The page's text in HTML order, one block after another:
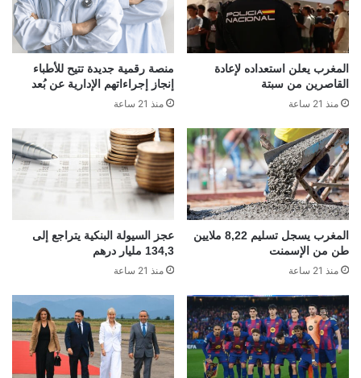
المغرب يعلن استعداده لإعادة
القاصرين من سبتة
منذ 21 ساعة
منصة رقمية جديدة تتيح للأطباء
إنجاز إجراءاتهم الإدارية عن بُعد
منذ 21 ساعة
المغرب يسجل تسليم 8,22 ملايين
طن من الإسمنت
منذ 21 ساعة
عجز السيولة البنكية يتراجع إلى
134,3 مليار درهم
منذ 21 ساعة